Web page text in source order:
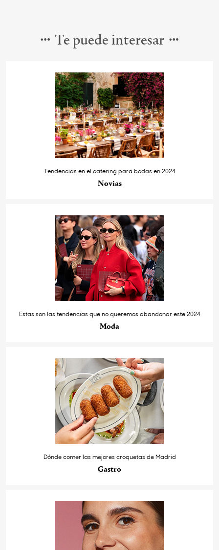
Te puede interesar
Tendencias en el catering para bodas en 2024
Novias
Estas son las tendencias que no queremos abandonar este 2024
Moda
Dónde comer las mejores croquetas de Madrid
Gastro